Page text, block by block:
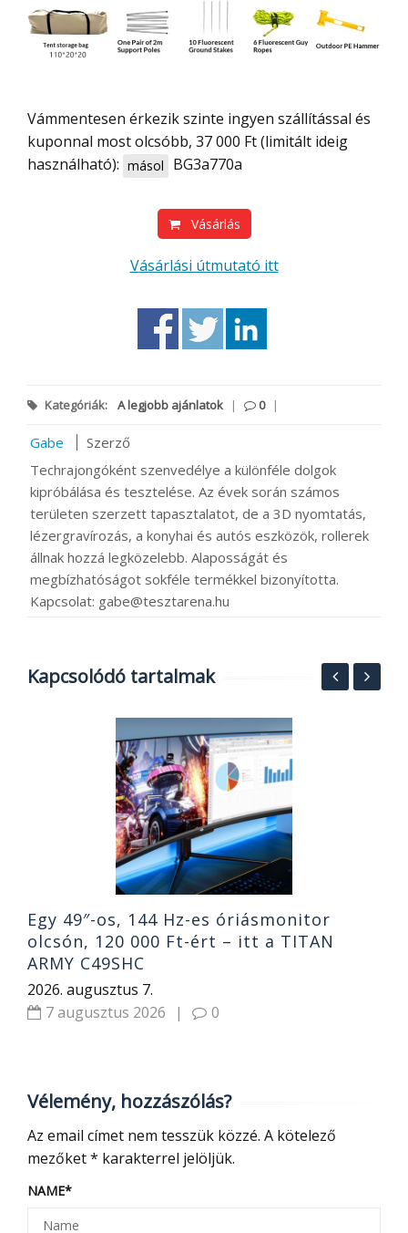
Vámmentesen érkezik szinte ingyen szállítással és
kuponnal most olcsóbb, 37 000 Ft (limitált ideig
használható): másol BG3a770a
Vásárlás
Vásárlási útmutató itt
Kategóriák: A legjobb ajánlatok | 0 |
Gabe
Szerző
Techrajongóként szenvedélye a különféle dolgok
kipróbálása és tesztelése. Az évek során számos
területen szerzett tapasztalatot, de a 3D nyomtatás,
lézergravírozás, a konyhai és autós eszközök, rollerek
állnak hozzá legközelebb. Alaposságát és
megbízhatóságot sokféle termékkel bizonyította.
Kapcsolat: gabe@tesztarena.hu
Kapcsolódó tartalmak
Egy 49″-os, 144 Hz-es óriásmonitor
olcsón, 120 000 Ft-ért – itt a TITAN
ARMY C49SHC
2026. augusztus 7.
7 augusztus 2026
| 0
Vélemény, hozzászólás?
Az email címet nem tesszük közzé. A kötelező
mezőket* karakterrel jelöljük.
NAME*